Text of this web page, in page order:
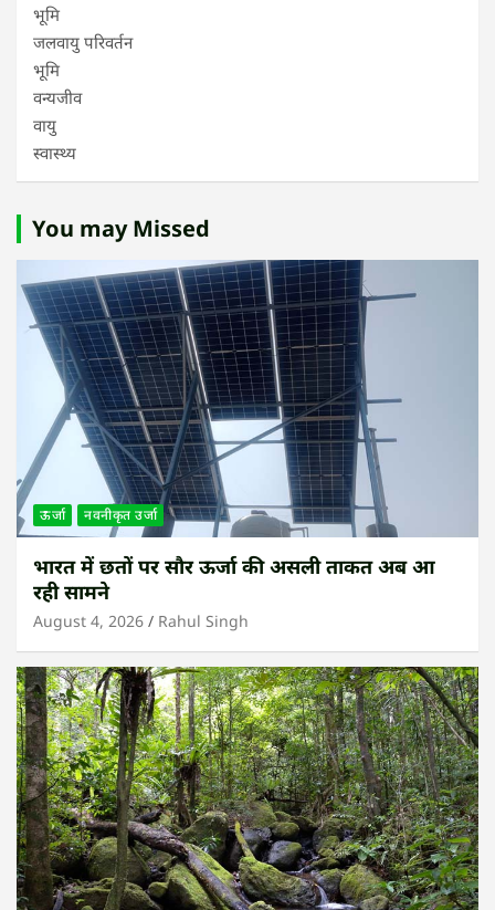
भूमि
जलवायु परिवर्तन
भूमि
वन्यजीव
वायु
स्वास्थ्य
You may Missed
ऊर्जा नवनीकृत उर्जा
भारत में छतों पर सौर ऊर्जा की असली ताकत अब आ
रही सामने
August 4, 2026 Rahul Singh